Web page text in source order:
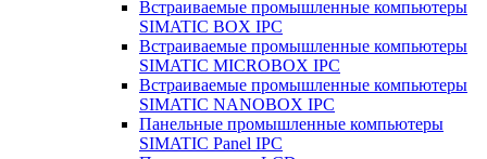
Встраиваемые промышленные компьютеры
SIMATIC BOX IPC
Встраиваемые промышленные компьютеры
SIMATIC MICROBOX IPC
Встраиваемые промышленные компьютеры
SIMATIC NANOBOX IPC
Панельные промышленные компьютеры
SIMATIC Panel IPC